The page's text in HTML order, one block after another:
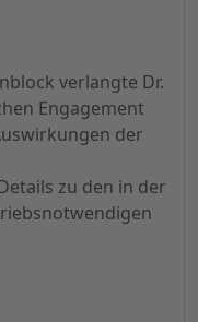
verlangte Dr.
Engagement
der
zu den in der